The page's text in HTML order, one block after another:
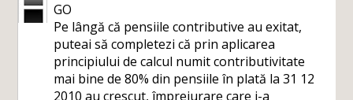
GO
Pe lângă că pensiile contributive au exitat,
puteai să completezi că prin aplicarea
principiului de calcul numit contributivitate
mai bine de 80% din pensiile în plată la 31 12
2010 au crescut, împrejurare care i-a